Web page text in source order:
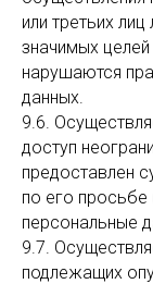
или третьих
значимых целей
нарушаются
данных.
9.6.
доступ
предоставлен
по его
персональные
9.7.
подлежащих